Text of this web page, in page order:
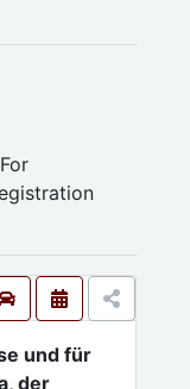
und für
der